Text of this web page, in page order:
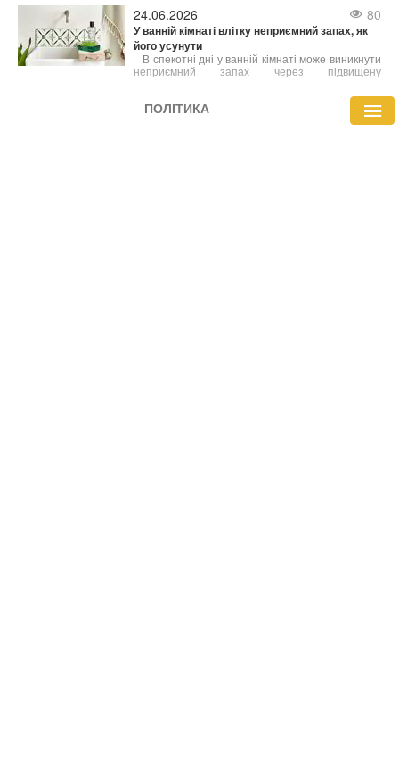
кілька днів спеки, нерегулярного поливу або
неправильного внесення добрив.
24.06.2026 80
У ванній кімнаті влітку неприємний запах, як
його усунути
В спекотні дні у ванній кімнаті може виникнути
неприємний запах через підвищену
активно розмножуються бактерії та грибки, які
стають причиною різних неприємних ароматів.
ПОЛІТИКА